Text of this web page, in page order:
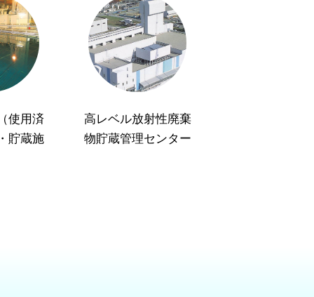
使用済
貯蔵施
高レベル放射性廃棄
物貯蔵管理センター